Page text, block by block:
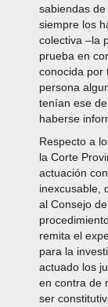
sabiendas
siempre los
colectiva –la
prueba en
conocida por
persona
tenían ese
haberse
Respecto a
la Corte
actuación
inexcusable,
al Consejo
remita el
para la
actuado los
en contra de
ser